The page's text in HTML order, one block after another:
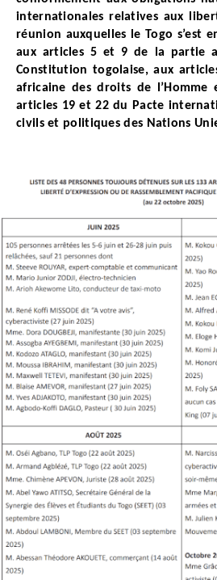
internationales relatives aux
réunion auxquelles le Togo s’est
aux articles 5 et 9 de la partie
Constitution togolaise, aux
africaine des droits de l’Homme
articles 19 et 22 du Pacte
civils et politiques des Nations